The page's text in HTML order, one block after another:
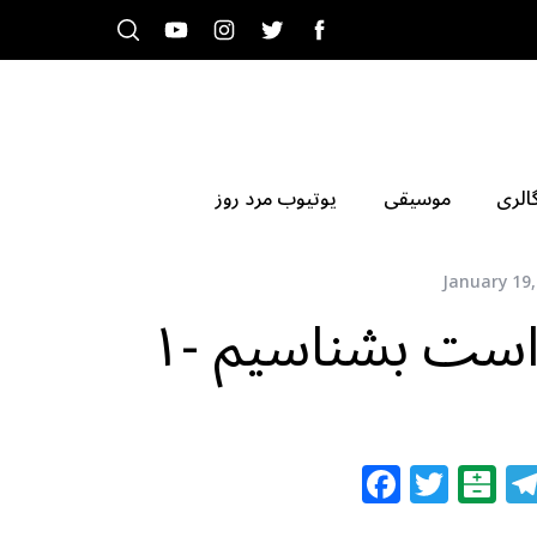
موسیقی یوتیوب مرد روز
January
بشناسیم -۱
F T B